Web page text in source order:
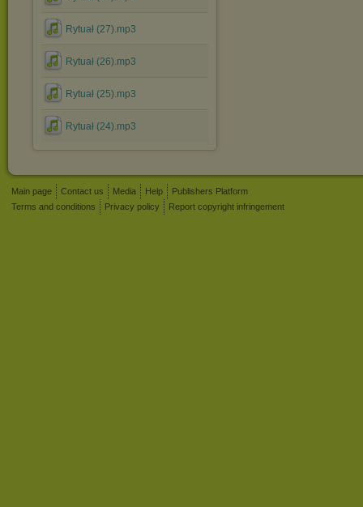
Rytuał (27).mp3
Rytuał (26).mp3
Rytuał (25).mp3
Rytuał (24).mp3
Main page Contact us Media Help
Publishers Platform
Terms and conditions
Privacy policy Report copyright infringement